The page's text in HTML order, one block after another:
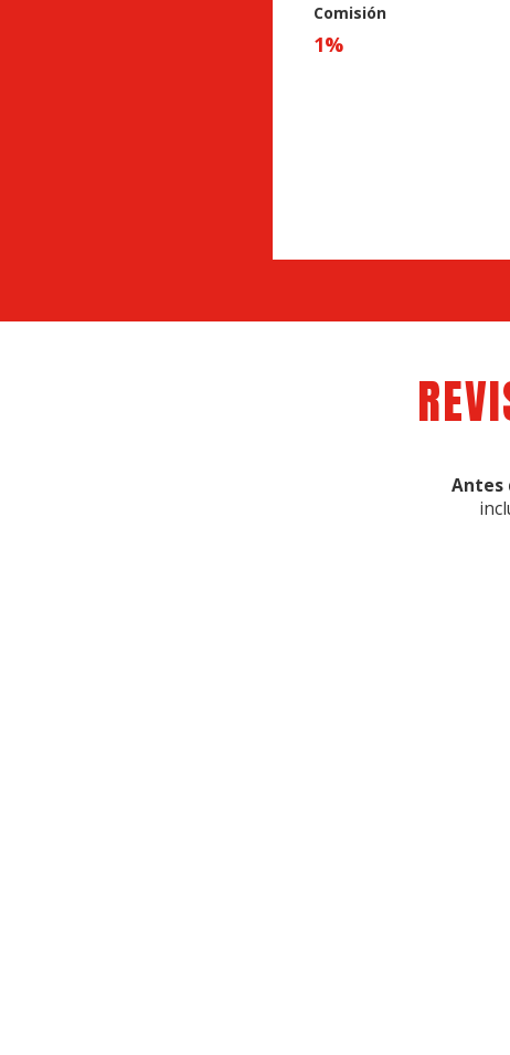
Comisión
1%
Antes